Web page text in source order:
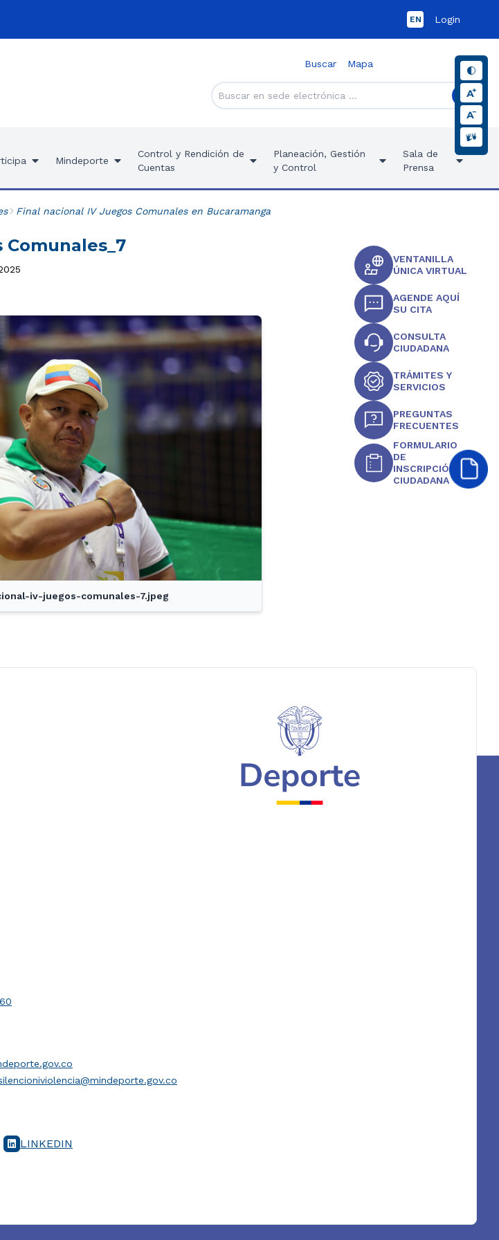
EN Login
Buscar Mapa
Mindeporte
Control y Rendición de
Cuentas
Planeación, Gestión
y Control
Sala de
Prensa
Final nacional IV Juegos Comunales en Bucaramanga
iv-juegos-comunales-7.jpeg
VENTANILLA
ÚNICA VIRTUAL
AGENDE AQUÍ
SU CITA
CONSULTA
CIUDADANA
TRÁMITES Y
SERVICIOS
PREGUNTAS
FRECUENTES
FORMULARIO
DE
INSCRIPCIÓN
CIUDADANA
LINKEDIN